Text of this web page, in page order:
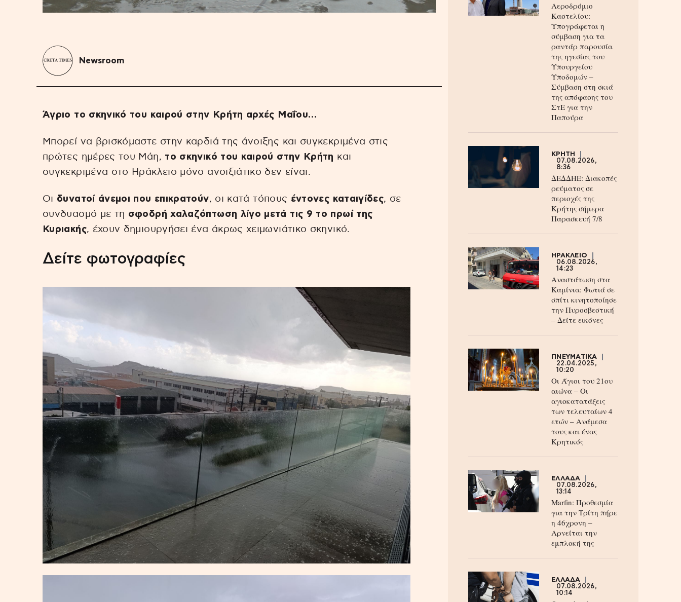
Newsroom
Άγριο το σκηνικό του καιρού στην Κρήτη αρχές Μαΐου…
Μπορεί να βρισκόμαστε στην καρδιά της άνοιξης και συγκεκριμένα στις
πρώτες ημέρες του Μάη, το σκηνικό του καιρού στην Κρήτη και
συγκεκριμένα στο Ηράκλειο μόνο ανοιξιάτικο δεν είναι.
Οι δυνατοί άνεμοι που επικρατούν, οι κατά τόπους έντονες καταιγίδες, σε
συνδυασμό με τη σφοδρή χαλαζόπτωση λίγο μετά τις 9 το πρωί της
Κυριακής, έχουν δημιουργήσει ένα άκρως χειμωνιάτικο σκηνικό.
Δείτε φωτογραφίες
Αεροδρόμιο
Καστελίου:
Υπογράφεται η
σύμβαση για τα
ραντάρ παρουσία
της ηγεσίας του
Υπουργείου
Υποδομών –
Σύμβαση στη σκιά
της απόφασης του
ΣτΕ για την
Παπούρα
ΚΡΗΤΗ
07.08.2026,
8:36
ΔΕΔΔΗΕ: Διακοπές
ρεύματος σε
περιοχές της
Κρήτης σήμερα
Παρασκευή 7/8
ΗΡΑΚΛΕΙΟ
06.08.2026,
14:23
Αναστάτωση στα
Καμίνια: Φωτιά σε
σπίτι κινητοποίησε
την Πυροσβεστική
– Δείτε εικόνες
ΠΝΕΥΜΑΤΙΚΑ
22.04.2025,
10:20
Οι Άγιοι του 21ου
αιώνα – Οι
αγιοκατατάξεις
των τελευταίων 4
ετών – Ανάμεσα
τους και ένας
Κρητικός
ΕΛΛΑΔΑ
07.08.2026,
13:14
Marfin: Προθεσμία
για την Τρίτη πήρε
η 46χρονη –
Aρνείται την
εμπλοκή της
ΕΛΛΑΔΑ
07.08.2026,
10:14